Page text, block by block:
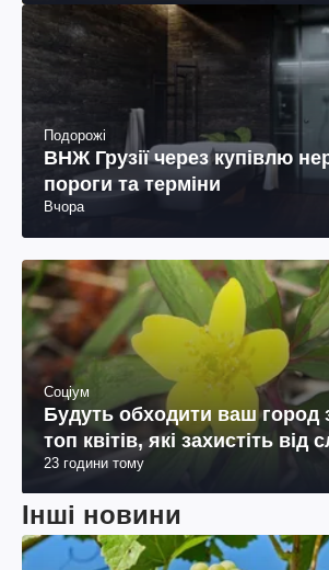
Подорожі
ВНЖ Грузії через купівлю
пороги та терміни
Вчора
Соціум
Будуть обходити ваш город
топ квітів, які захистіть від
23 години тому
Інші новини